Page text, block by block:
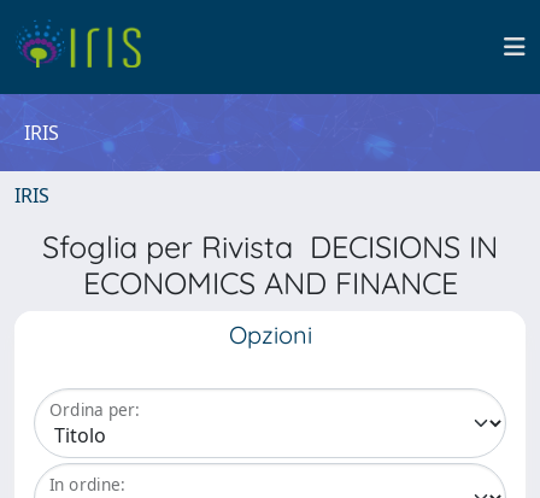
IRIS
IRIS
Sfoglia per Rivista DECISIONS IN
ECONOMICS AND FINANCE
Opzioni
Ordina per:
In ordine: